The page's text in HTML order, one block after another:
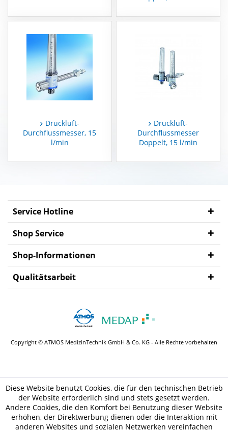
Druckluft-
Durchflussmesser, 15
l/min
Druckluft-
Durchflussmesser
Doppelt, 15 l/min
Service Hotline
Shop Service
Shop-Informationen
Qualitätsarbeit
Copyright © ATMOS MedizinTechnik GmbH & Co. KG - Alle Rechte vorbehalten
Diese Website benutzt Cookies, die für den technischen Betrieb
der Website erforderlich sind und stets gesetzt werden.
Andere Cookies, die den Komfort bei Benutzung dieser Website
erhöhen, der Direktwerbung dienen oder die Interaktion mit
anderen Websites und sozialen Netzwerken vereinfachen